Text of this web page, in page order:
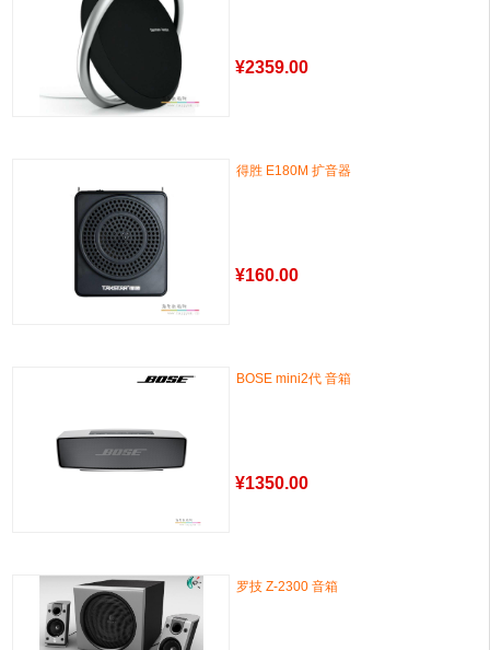
¥2359.00
得胜 E180M 扩音器
¥160.00
BOSE mini2代 音箱
¥1350.00
罗技 Z-2300 音箱